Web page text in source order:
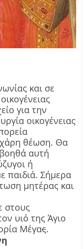
και σε
για την
οικογένειας
θέωση. Θα
αυτή
ή
παιδιά. Σήμερα
μητέρας και
στους
υιό της Άγιο
Μέγας.